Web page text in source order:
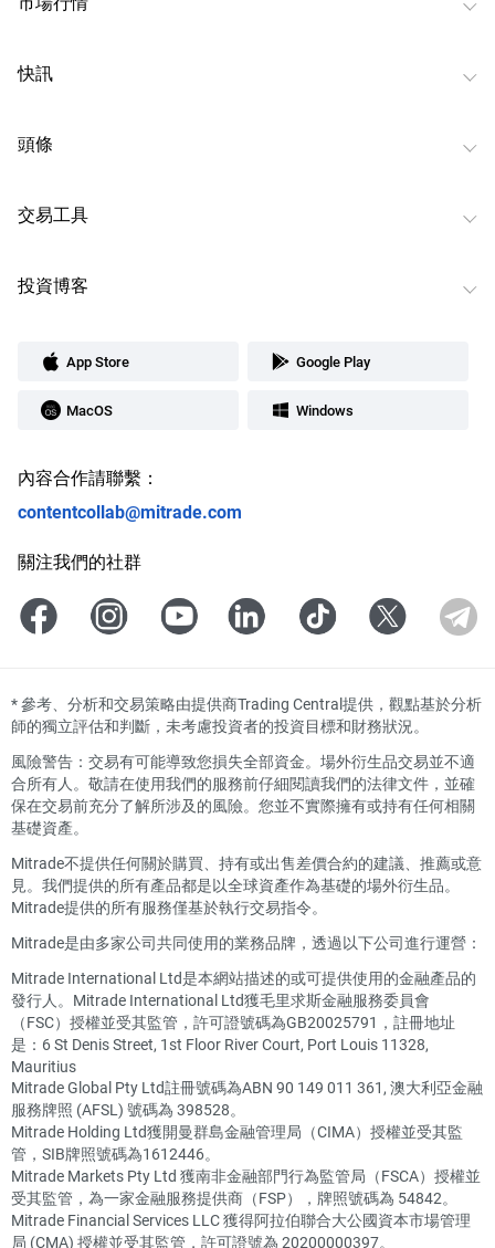
快訊
頭條
交易工具
投資博客
App Store Google Play
MacOS Windows
內容合作請聯繫：
contentcollab@mitrade.com
關注我們的社群
*參考、分析和交易策略由提供商Trading Central提供，觀點基於分析
師的獨立評估和判斷，未考慮投資者的投資目標和財務狀況。
風險警告：交易有可能導致您損失全部資金。場外衍生品交易並不適
合所有人。敬請在使用我們的服務前仔細閱讀我們的法律文件，並確
保在交易前充分了解所涉及的風險。您並不實際擁有或持有任何相關
基礎資產。
Mitrade不提供任何關於購買、持有或出售差價合約的建議、推薦或意
見。我們提供的所有產品都是以全球資產作為基礎的場外衍生品。
Mitrade提供的所有服務僅基於執行交易指令。
Mitrade是由多家公司共同使用的業務品牌，透過以下公司進行運營：
Mitrade International Ltd是本網站描述的或可提供使用的金融產品的
發行人。Mitrade International Ltd獲毛里求斯金融服務委員會
（FSC）授權並受其監管，許可證號碼為GB20025791，註冊地址
是：6 St Denis Street, 1st Floor River Court, Port Louis 11328,
Mauritius
Mitrade Global Pty Ltd註冊號碼為ABN 90 149 011 361, 澳大利亞金融
服務牌照 (AFSL) 號碼為 398528。
Mitrade Holding Ltd獲開曼群島金融管理局（CIMA）授權並受其監
管，SIB牌照號碼為1612446。
Mitrade Markets Pty Ltd 獲南非金融部門行為監管局（FSCA）授權並
受其監管，為一家金融服務提供商（FSP），牌照號碼為 54842。
Mitrade Financial Services LLC 獲得阿拉伯聯合大公國資本市場管理
局 (CMA) 授權並受其監管，許可證號為 20200000397。